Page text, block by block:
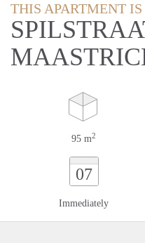
THIS APARTMENT
95 m2
07
Immediately